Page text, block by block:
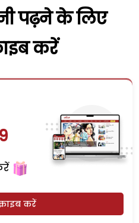
पढ़ने के लिए
करें
करें